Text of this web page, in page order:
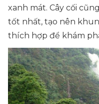
xanh mát. Cây cối
tốt nhất, tạo nên
thích hợp để khám